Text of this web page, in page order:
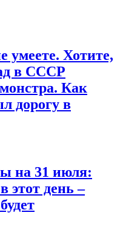
умеете. Хотите,
в СССР
Как
дорогу в
на 31 июля:
этот день –